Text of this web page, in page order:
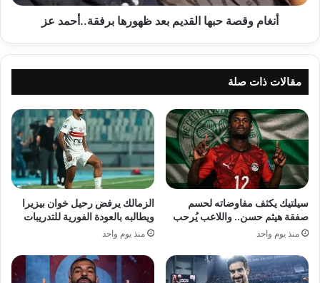
أنغام وقصة حبها القديم بعد ظهورها برفقة..أحمد عز
مقالات ذات صلة
سيلتيك يكثف مفاوضاته لحسم
صفقة هيثم حسن.. واللاعب يُرحب
منذ يوم واحد
الزمالك يرفض رحيل خوان بيزيرا
ويطالبه بالعودة الفورية للتدريبات
منذ يوم واحد